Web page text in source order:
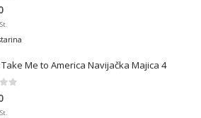
of 5
Me to America Navijačka Majica 4